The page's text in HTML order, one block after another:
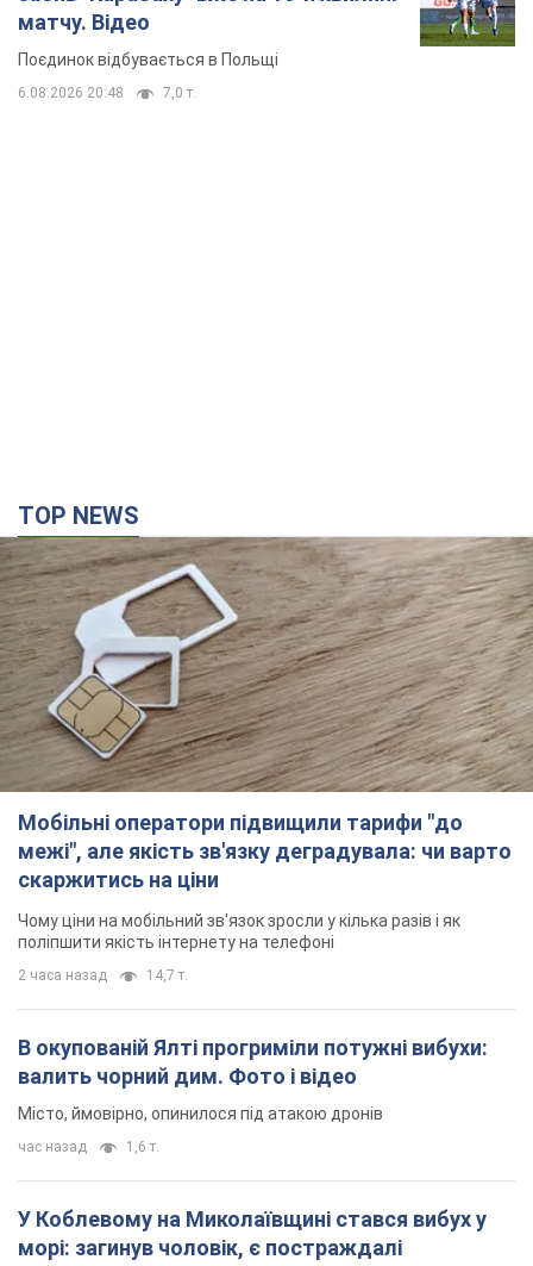
Мобільні оператори підвищили тарифи "до
межі", але якість зв'язку деградувала: чи варто
скаржитись на ціни
Чому ціни на мобільний зв'язок зросли у кілька разів і як
поліпшити якість інтернету на телефоні
2 часа назад 14,7 т.
В окупованій Ялті прогриміли потужні вибухи:
валить чорний дим. Фото і відео
1,6 т.
У Коблевому на Миколаївщині стався вибух у
морі: загинув чоловік, є постраждалі
Чоловік, ймовірно, підірвався на морській міні
2 часа назад 2,7 т.